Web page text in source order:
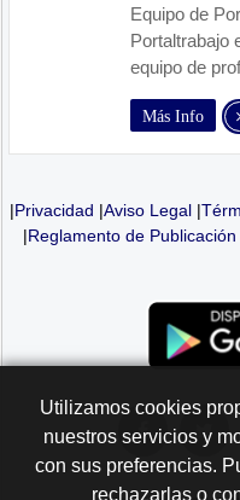
Equipo de
Portaltrabajo
equipo de
Más Info
|Privacidad |Aviso Legal |
|Reglamento de Publicación
Utilizamos cookies
nuestros servicios y
con sus preferencias.
rechazarlas o